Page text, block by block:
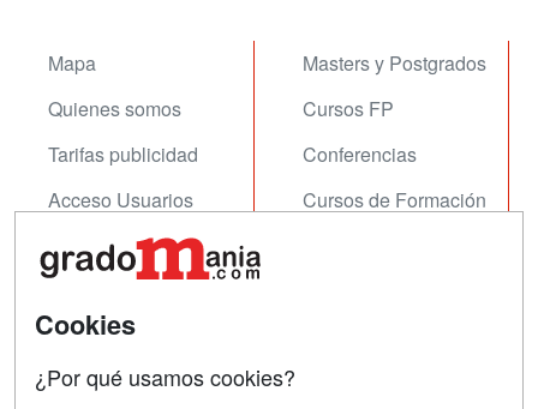
Mapa
Quienes somos
Tarifas publicidad
Acceso Usuarios
Acceso Centros
Masters y Postgrados
Cursos FP
Conferencias
Cursos de Formación
Contactar
Cookies
¿Por qué usamos cookies?